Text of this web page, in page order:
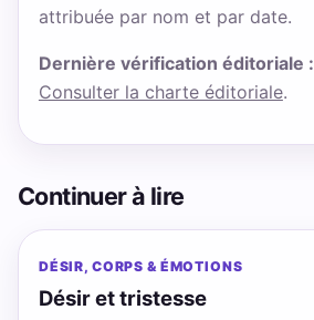
attribuée par nom et par date.
Dernière vérification éditoriale :
Consulter la charte éditoriale.
Continuer à lire
DÉSIR, CORPS & ÉMOTIONS
Désir et tristesse